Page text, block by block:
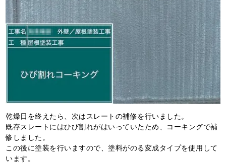
乾燥日を終えたら、次はスレートの補修を行いました。
既存スレートにはひび割れがはいっていたため、コーキングで補
修しました。
この後に塗装を行いますので、塗料がのる変成タイプを使用して
います。